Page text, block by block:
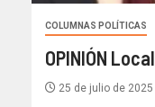
COLUMNAS POLÍTICAS
OPINIÓN Local
25 de julio de 2025